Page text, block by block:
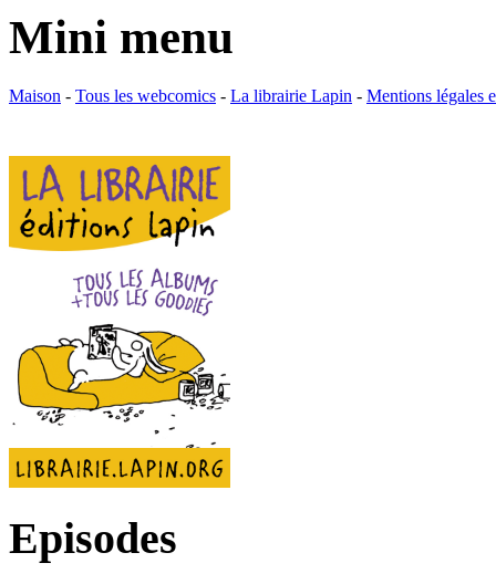
Mini menu
Maison - Tous les webcomics - La librairie Lapin - Mentions légales
Episodes